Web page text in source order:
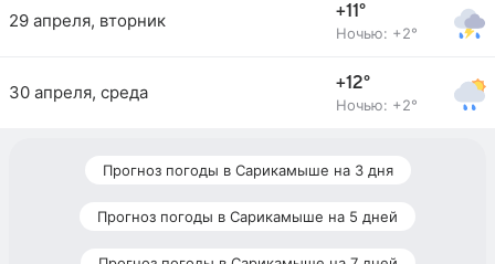
29 апреля, вторник +11°
Ночью: +2°
30 апреля, среда +12°
Ночью: +2°
Прогноз погоды в Сарикамыше на 3 дня
Прогноз погоды в Сарикамыше на 5 дней